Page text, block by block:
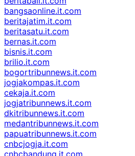
bangsaonline.it.com
beritajatim.it.com
beritasatu.it.com
bernas.it.com
bisnis.it.com
brilio.it.com
bogortribunnews.it.com
jogjakompas.it.com
cekaja.it.com
jogjatribunnews.it.com
dkitribunnews.it.com
medantribunnews.it.com
papuatribunnews.it.com
cnbcjogja.it.com
cnbcbandung.it.com